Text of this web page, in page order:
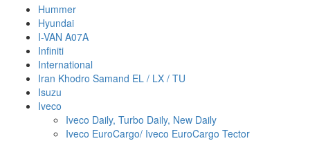
Hummer
Hyundai
I-VAN A07A
Infiniti
International
Iran Khodro Samand EL / LX / TU
Isuzu
Iveco
Iveco Daily, Turbo Daily, New Daily
Iveco EuroCargo/ Iveco EuroCargo Tector